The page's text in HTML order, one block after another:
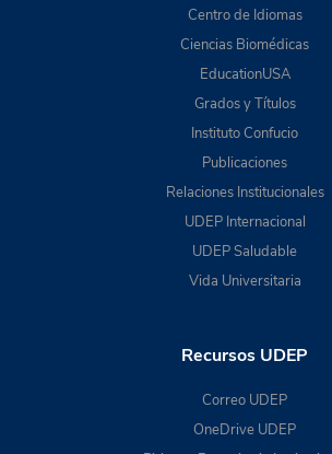
Centro de Idiomas
Ciencias Biomédicas
EducationUSA
Grados y Títulos
Instituto Confucio
Publicaciones
Relaciones Institucionales
UDEP Internacional
UDEP Saludable
Vida Universitaria
Recursos UDEP
Correo UDEP
OneDrive UDEP